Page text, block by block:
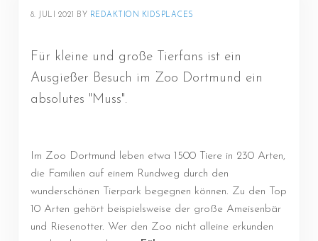
8. JULI 2021 BY REDAKTION KIDSPLACES
Für kleine und große Tierfans ist ein
Ausgießer Besuch im Zoo Dortmund ein
absolutes "Muss".
Im Zoo Dortmund leben etwa 1500 Tiere in 230 Arten,
die Familien auf einem Rundweg durch den
wunderschönen Tierpark begegnen können. Zu den Top
10 Arten gehört beispielsweise der große Ameisenbär
und Riesenotter. Wer den Zoo nicht alleine erkunden